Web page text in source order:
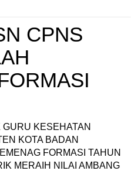
CPNS
KESEHATAN
KOTA BADAN
FORMASI TAHUN
MERAIH NILAI AMBANG